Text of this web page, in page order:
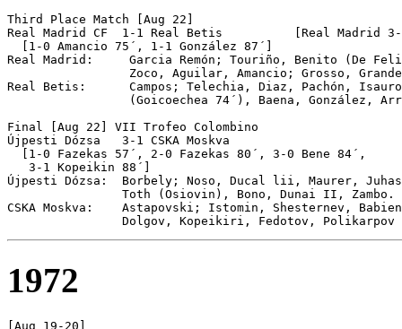
Third Place Match [Aug 22]
Real Madrid CF	1-1 Real Betis		[Real Madrid 3-2 on pen]
  [1-0 Amancio 75´, 1-1 González 87´]
Real Madrid:     Garcia Remón; Touriño, Benito (De
Zoco, Aguilar, Amancio; Grosso,
Real Betis:      Campos; Telechia, Diaz, Pachón,
(Goicoechea 74´), Baena, González,
Final [Aug 22] VII Trofeo Colombino
Újpesti Dózsa	3-1 CSKA Moskva
  [1-0 Fazekas 57´, 2-0 Fazekas 80´, 3-0 Bene 84´,
   3-1 Kopeikin 88´]
Újpesti Dózsa:  Borbely; Noso, Ducal lii, Maurer,
                Toth (Osiovin), Bono, Dunai II, Zambo.
CSKA Moskva:    Astapovski; Istomin, Shesternev,
1972
[Aug 19-20]